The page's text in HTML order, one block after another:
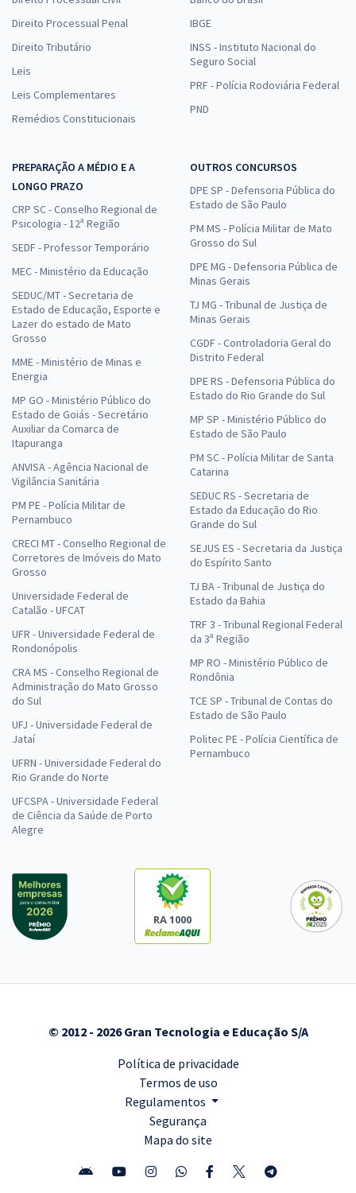
Direito Processual Penal
Direito Tributário
Leis
Leis Complementares
Remédios Constitucionais
IBGE
INSS - Instituto Nacional do
Seguro Social
PRF - Polícia Rodoviária Federal
PND
PREPARAÇÃO A MÉDIO E A
LONGO PRAZO
CRP SC - Conselho Regional de
Psicologia - 12ª Região
SEDF - Professor Temporário
MEC - Ministério da Educação
SEDUC/MT - Secretaria de
Estado de Educação, Esporte e
Lazer do estado de Mato
Grosso
MME - Ministério de Minas e
Energia
MP GO - Ministério Público do
Estado de Goiás - Secretário
Auxiliar da Comarca de
Itapuranga
ANVISA - Agência Nacional de
Vigilância Sanitária
PM PE - Polícia Militar de
Pernambuco
CRECI MT - Conselho Regional de
Corretores de Imóveis do Mato
Grosso
Universidade Federal de
Catalão - UFCAT
UFR - Universidade Federal de
Rondonópolis
CRA MS - Conselho Regional de
Administração do Mato Grosso
do Sul
UFJ - Universidade Federal de
Jataí
UFRN - Universidade Federal do
Rio Grande do Norte
UFCSPA - Universidade Federal
de Ciência da Saúde de Porto
Alegre
OUTROS CONCURSOS
DPE SP - Defensoria Pública do
Estado de São Paulo
PM MS - Polícia Militar de Mato
Grosso do Sul
DPE MG - Defensoria Pública de
Minas Gerais
TJ MG - Tribunal de Justiça de
Minas Gerais
CGDF - Controladoria Geral do
Distrito Federal
DPE RS - Defensoria Pública do
Estado do Rio Grande do Sul
MP SP - Ministério Público do
Estado de São Paulo
PM SC - Polícia Militar de Santa
Catarina
SEDUC RS - Secretaria de
Estado da Educação do Rio
Grande do Sul
SEJUS ES - Secretaria da Justiça
do Espírito Santo
TJ BA - Tribunal de Justiça do
Estado da Bahia
TRF 3 - Tribunal Regional Federal
da 3ª Região
MP RO - Ministério Público de
Rondônia
TCE SP - Tribunal de Contas do
Estado de São Paulo
Politec PE - Polícia Científica de
Pernambuco
RA 1000
© 2012 - 2026 Gran Tecnologia e Educação S/A
Política de privacidade
Termos de uso
Regulamentos
Segurança
Mapa do site